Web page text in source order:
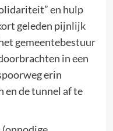
en hulp
geleden pijnlijk
gemeentebestuur
in een
erin
en de tunnel af te